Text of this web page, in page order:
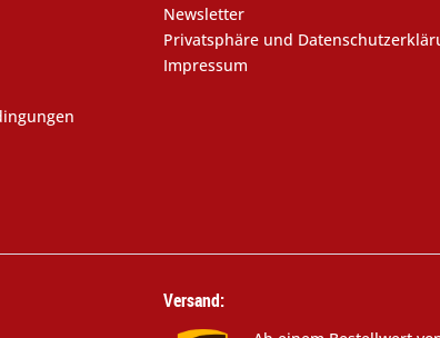
Newsletter
Privatsphäre und
Impressum
Versand: